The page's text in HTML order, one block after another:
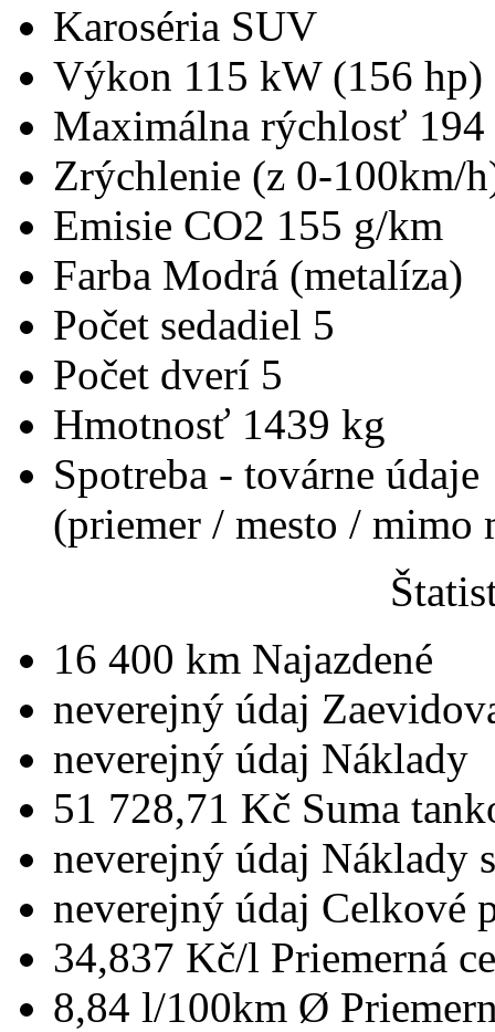
Karoséria SUV
Výkon 115 kW (156 hp)
Maximálna rýchlosť
Zrýchlenie (z 0-100km/
Emisie CO2 155 g/km
Farba Modrá (metalíza)
Počet sedadiel 5
Počet dverí 5
Hmotnosť 1439 kg
Spotreba - továrne údaje
(priemer / mesto / mimo
16 400 km Najazdené
neverejný údaj
neverejný údaj Náklady
51 728,71 Kč Suma
neverejný údaj Náklady
neverejný údaj Celkové
34,837 Kč/l Priemerná
8,84 l/100km Ø